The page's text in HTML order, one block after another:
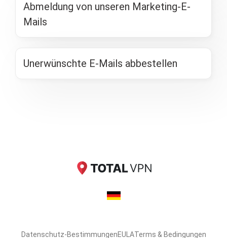
Abmeldung von unseren Marketing-E-
Mails
Unerwünschte E-Mails abbestellen
Datenschutz-BestimmungenEULATerms & Bedingungen